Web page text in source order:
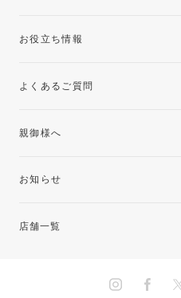
お役立ち情報
よくあるご質問
親御様へ
お知らせ
店舗一覧